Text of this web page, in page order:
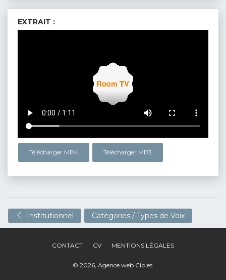
EXTRAIT :
Télécharger MP4 Télécharger MP3
Institutionnel Catégories / Types de Voix
CONTACT CV MENTIONS LÉGALES
© 2026, Agence web Cibles.